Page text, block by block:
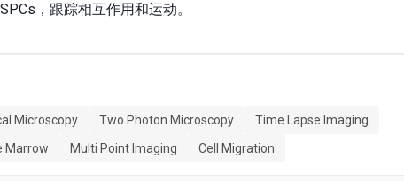
，跟踪相互作用和运动。
Microscopy Two Photon Microscopy
Time Lapse Imaging
Marrow Multi Point Imaging Cell Migration